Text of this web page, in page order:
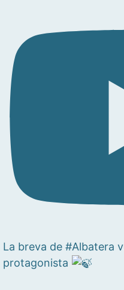
La breva de #Albatera
protagonista